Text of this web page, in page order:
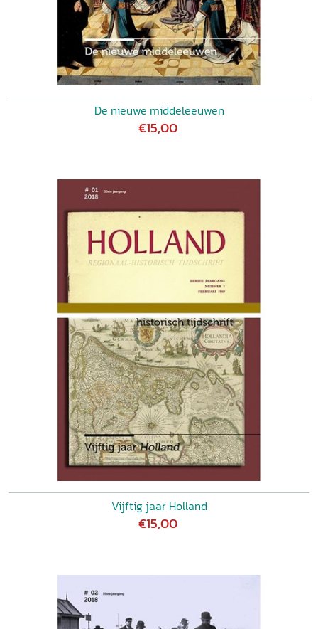
De nieuwe middeleeuwen
€15,00
Vijftig jaar Holland
€15,00